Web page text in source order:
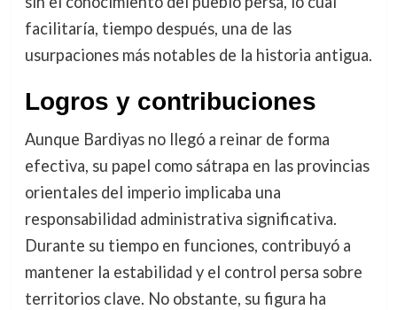
facilitaría, tiempo después, una de las
usurpaciones más notables de la historia antigua.
Logros y contribuciones
Aunque Bardiyas no llegó a reinar de forma
efectiva, su papel como sátrapa en las provincias
orientales del imperio implicaba una
responsabilidad administrativa significativa.
Durante su tiempo en funciones, contribuyó a
mantener la estabilidad y el control persa sobre
territorios clave. No obstante, su figura ha